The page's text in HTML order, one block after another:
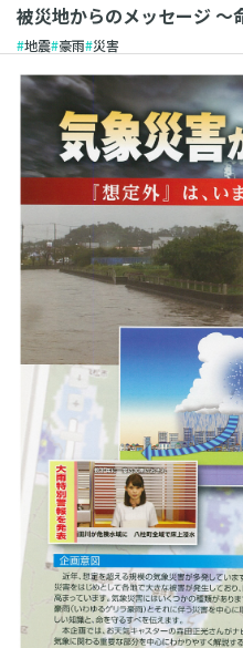
被災地からのメッセージ 〜
地震 豪雨 災害